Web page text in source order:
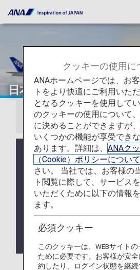
日本国内線運賃
お知らせ
2026年5月19日ご搭乗分より、
ニューアルされ、お客様の多様
3種類の運賃からお選びいただ
2026年5月19日以降の搭乗分に
ちら
ちまして新規予約・発券・搭乗
クッキーの使用に
ANAホームページでは、お
トをより快適にご利用いた
となるクッキーを使用して
のクッキーの使用について
に決めることができますが
いくつかの機能が享受でき
あります。詳細は、 ANAク
（Cookie）ポリシーについて
さい。 当社では、お客様の
ト閲覧に際して、サービス
いただくために以下の情報
ます。
必須クッキー
このクッキーは、WEBサイト
ために必要です。お客様が安
約したり、ログイン状態を継